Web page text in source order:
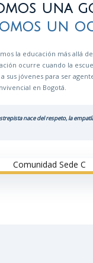
una
un
la educación más allá de
ocurre cuando la
sus jóvenes para ser
en Bogotá.
nace del respeto, la